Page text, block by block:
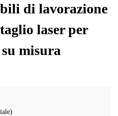
di lavorazione
laser per
misura